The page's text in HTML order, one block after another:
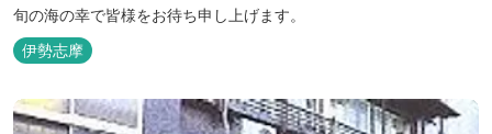
旬の海の幸で皆様をお待ち申し上げます。
伊勢志摩